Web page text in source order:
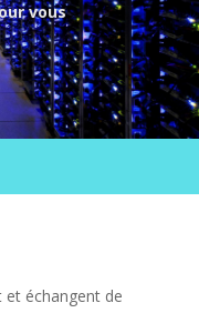
vous
et échangent de